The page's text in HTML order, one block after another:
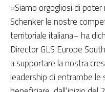
«Siamo orgogliosi di
Schenker le nostre
territoriale italiana– ha
Director GLS Europe
a supportare la nostra
leadership di entrambe le